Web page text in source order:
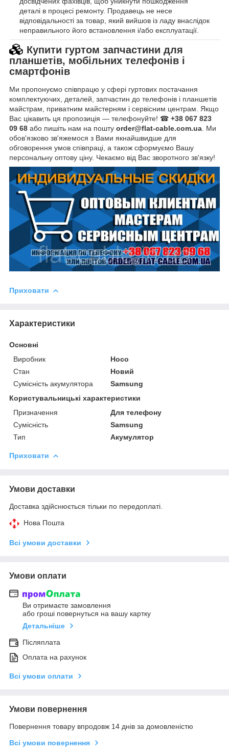
деталі в процесі ремонту. Продавець не несе
відповідальності за товар, який вийшов із ладу внаслідок
неправильного його встановлення і/або експлуатації.
Купити гуртом запчастини для
планшетів, мобільних телефонів і
смартфонів
Ми пропонуємо співпрацю у сфері гуртових постачання
комплектуючих, деталей, запчастин до телефонів і планшетів
майстрам, приватним майстерням і сервісним центрам. Якщо
Вас цікавить ця пропозиція — телефонуйте! ☎ +38 067 823
09 68 або пишіть нам на пошту order@flat-cable.com.ua. Ми
обов'язково зв'яжемося з Вами якнайшвидше для
обговорення умов співпраці, а також сформуємо Вашу
персональну оптову ціну. Чекаємо від Вас зворотного зв'язку!
Приховати
Характеристики
Основні
Виробник
Hoco
Стан
Новий
Сумісність акумулятора
Samsung
Користувальницькі характеристики
Призначення
Для телефону
Сумісність
Samsung
Тип
Акумулятор
Приховати
Умови доставки
Доставка здійснюється тільки по передоплаті.
Нова Пошта
Всі умови доставки
Умови оплати
Ви отримаєте замовлення
або гроші повернуться на вашу картку
Детальніше
Післяплата
Оплата на рахунок
Всі умови оплати
Умови повернення
Повернення товару впродовж 14 днів за домовленістю
Всі умови повернення